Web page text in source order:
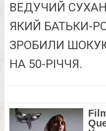
ВEДУЧИЙ
ЯКИЙ БАТЬКИ-
ЗРОБИЛИ
НА 50-PІЧЧЯ.